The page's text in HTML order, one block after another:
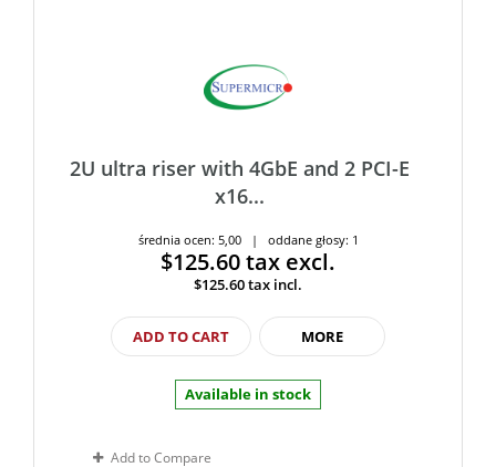
2U ultra riser with 4GbE and 2 PCI-E
x16...
średnia ocen: 5,00 | oddane głosy: 1
$125.60tax excl.
$125.60tax incl.
ADD TO CART MORE
Available in stock
Add to Compare